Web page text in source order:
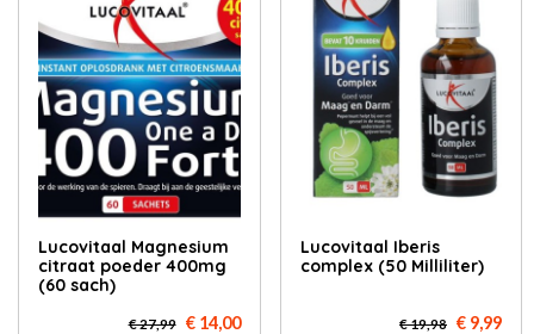
Lucovitaal Magnesium
citraat poeder 400mg
(60 sach)
€ 27,99 € 14,00
Lucovitaal Iberis
complex (50 Milliliter)
€ 19,98 € 9,99